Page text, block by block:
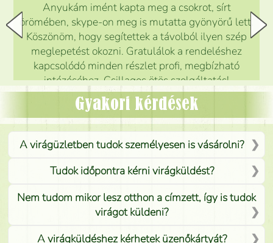
Anyukám imént kapta meg a csokrot, sírt
örömében, skype-on meg is mutatta gyönyörű lett.
Köszönöm, hogy segítettek a távolból ilyen szép
meglepetést okozni. Gratulálok a rendeléshez
kapcsolódó minden részlet profi, megbízható
intézéséhez. Csillagos ötös szolgáltatás!
Mónika
Gyakori kérdések
A virágüzletben tudok személyesen is vásárolni?
Tudok időpontra kérni virágküldést?
Nem tudom mikor lesz otthon a címzett, így is tudok
virágot küldeni?
A virágküldéshez kérhetek üzenőkártyát?